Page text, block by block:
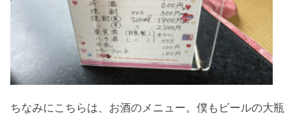
ちなみにこちらは、お酒のメニュー。僕もビールの大瓶